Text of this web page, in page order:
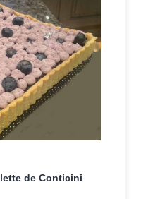
de Conticini